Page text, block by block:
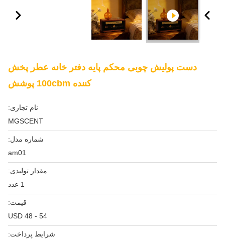
دست پولیش چوبی محکم پایه دفتر خانه عطر پخش
کننده 100cbm پوشش
نام تجاری:
MGSCENT
شماره مدل:
am01
مقدار تولیدی:
1 عدد
قیمت:
USD 48 - 54
شرایط پرداخت: